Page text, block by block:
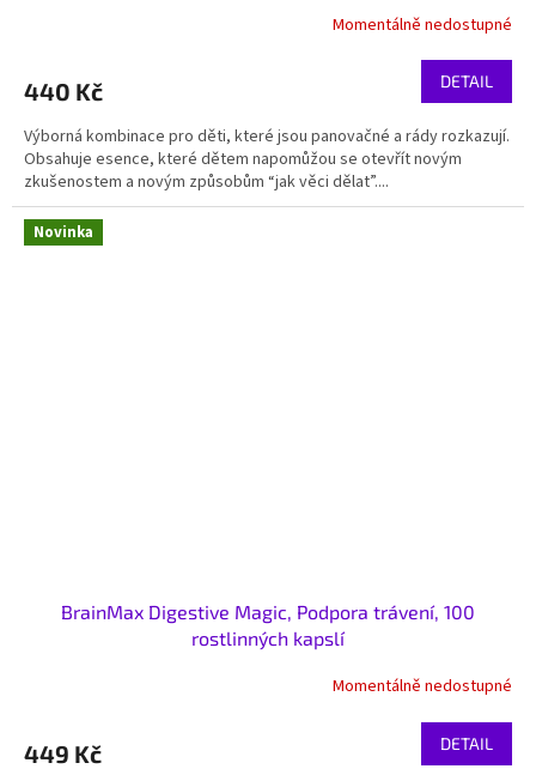
Momentálně nedostupné
440 Kč DETAIL
Výborná kombinace pro děti, které jsou panovačné a rády rozkazují.
Obsahuje esence, které dětem napomůžou se otevřít novým
zkušenostem a novým způsobům “jak věci dělat”....
Novinka
BrainMax Digestive Magic, Podpora trávení, 100
rostlinných kapslí
Momentálně nedostupné
449 Kč DETAIL